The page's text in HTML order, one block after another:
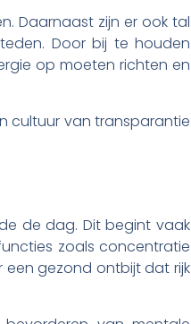
Daarnaast zijn er ook tal
Door bij te houden
op moeten richten en
cultuur van transparantie
de dag. Dit begint vaak
zoals concentratie
gezond ontbijt dat rijk